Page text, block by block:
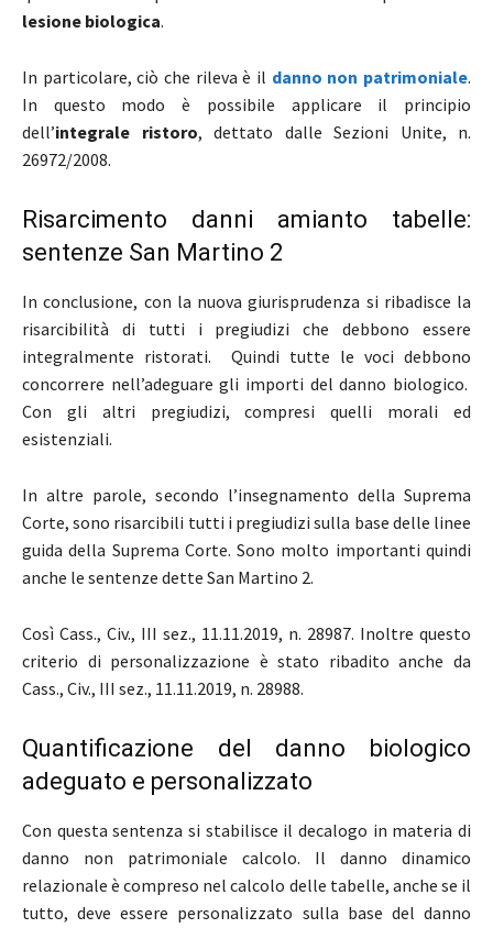
lesione biologica.
In particolare, ciò che rileva è il danno non patrimoniale.
In questo modo è possibile applicare il principio
dell’integrale ristoro, dettato dalle Sezioni Unite, n.
26972/2008.
Risarcimento danni amianto tabelle:
sentenze San Martino 2
In conclusione, con la nuova giurisprudenza si ribadisce la
risarcibilità di tutti i pregiudizi che debbono essere
integralmente ristorati. Quindi tutte le voci debbono
concorrere nell’adeguare gli importi del danno biologico.
Con gli altri pregiudizi, compresi quelli morali ed
esistenziali.
In altre parole, secondo l’insegnamento della Suprema
Corte, sono risarcibili tutti i pregiudizi sulla base delle linee
guida della Suprema Corte. Sono molto importanti quindi
anche le sentenze dette San Martino 2.
Così Cass., Civ., III sez., 11.11.2019, n. 28987. Inoltre questo
criterio di personalizzazione è stato ribadito anche da
Cass., Civ., III sez., 11.11.2019, n. 28988.
Quantificazione del danno biologico
adeguato e personalizzato
Con questa sentenza si stabilisce il decalogo in materia di
danno non patrimoniale calcolo. Il danno dinamico
relazionale è compreso nel calcolo delle tabelle, anche se il
tutto, deve essere personalizzato sulla base del danno